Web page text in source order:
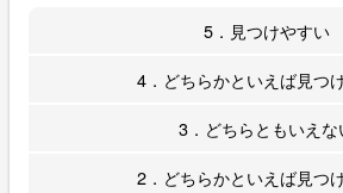
5．見つけやすい
4．どちらかといえば見つ
3．どちらともいえな
2．どちらかといえば見つ